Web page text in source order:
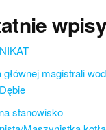
wpisy
głównej magistrali
stanowisko